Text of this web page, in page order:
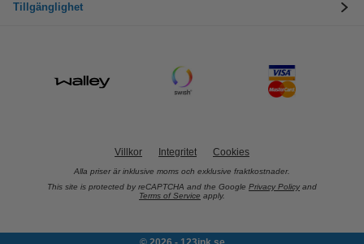
Tillgänglighet
Villkor Integritet Cookies
Alla priser är inklusive moms och exklusive fraktkostnader.
This site is protected by reCAPTCHA and the Google Privacy Policy and
Terms of Service apply.